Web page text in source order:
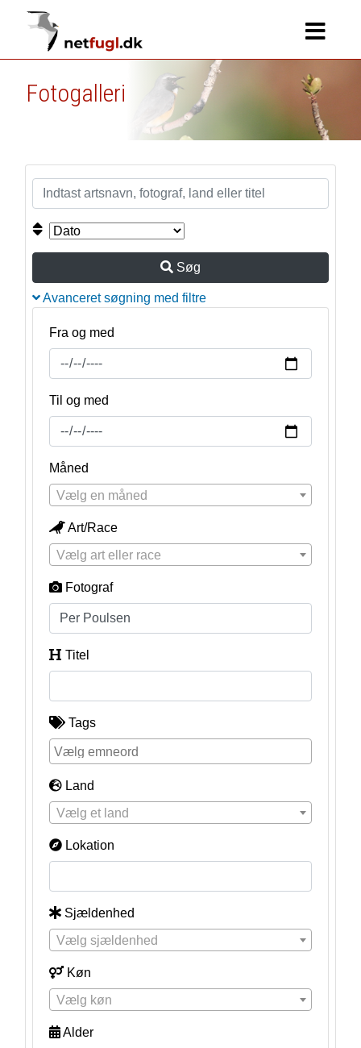
Fotogalleri
Søg
Avanceret søgning med filtre
Fra og med
Til og med
Måned
Vælg en måned
Art/Race
Vælg art eller race
Fotograf
Titel
Tags
Land
Vælg et land
Lokation
Sjældenhed
Vælg sjældenhed
Køn
Vælg køn
Alder